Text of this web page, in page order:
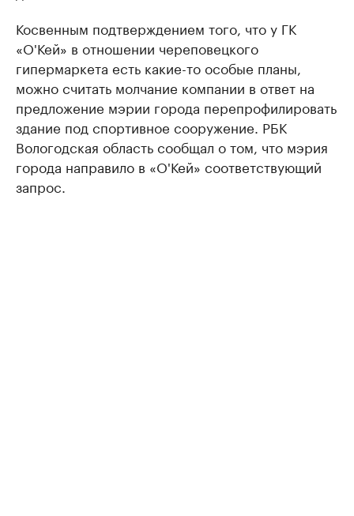
Косвенным подтверждением того, что у ГК
«О'Кей» в отношении череповецкого
гипермаркета есть какие-то особые планы,
можно считать молчание компании в ответ на
предложение мэрии города перепрофилировать
здание под спортивное сооружение. РБК
Вологодская область сообщал о том, что мэрия
города направило в «О'Кей» соответствующий
запрос.